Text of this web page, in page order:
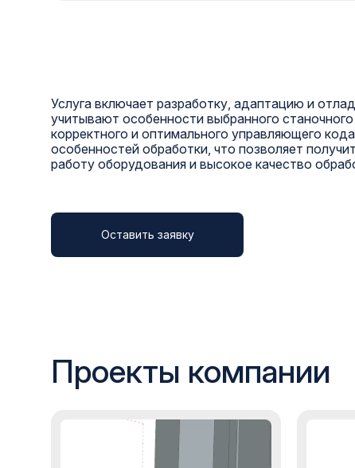
Услуга включает разработку, адаптацию и
учитывают особенности выбранного
корректного и оптимального управляющего
особенностей обработки, что позволяет
работу оборудования и высокое качество
Оставить заявку
Проекты компании